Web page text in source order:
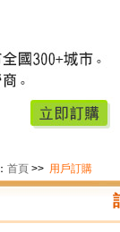
首頁 >> 用戶訂購